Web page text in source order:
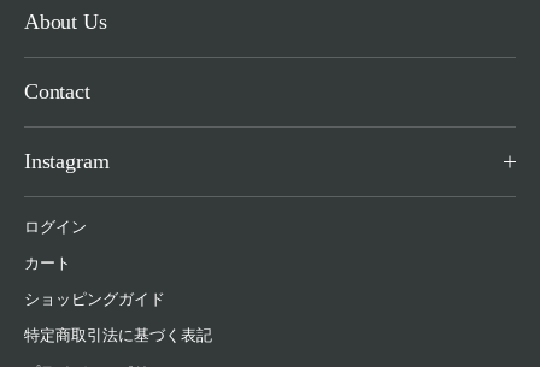
About Us
Contact
Instagram
ログイン
カート
ショッピングガイド
特定商取引法に基づく表記